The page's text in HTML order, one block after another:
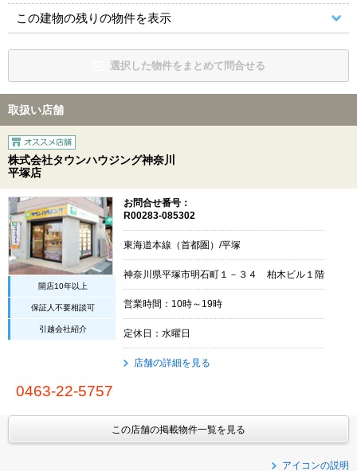
この建物の残りの物件を表示
選択した物件をまとめて問合せる
取扱い店舗
株式会社タウンハウジング神奈川
平塚店
開店10年以上
保証人不要相談可
引越会社紹介
お問合せ番号：
R00283-085302
東海道本線（首都圏）/平塚
神奈川県平塚市明石町１－３４ 柏木ビル１階
営業時間：10時～19時
定休日：水曜日
店舗の詳細を見る
0463-22-5757
この店舗の掲載物件一覧を見る
アイコンの説明